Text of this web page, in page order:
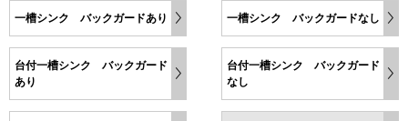
一槽シンク バックガードあり 一槽シンク バックガードなし
台付一槽シンク バックガード
あり
台付一槽シンク バックガード
なし